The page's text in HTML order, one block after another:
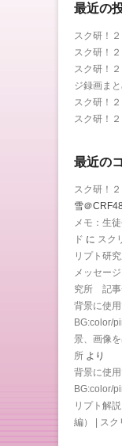
最近の
スク研！
スク研！
スク研！
ジ録画ま
スク研！
スク研！
最近の
スク研！
雪＠
メモ：生
ド に スク
リプト研
メッセー
究所 記事
背景に使
BG:color/
景、画像
所 より
背景に使
BG:color/
リプト解
編） | スク